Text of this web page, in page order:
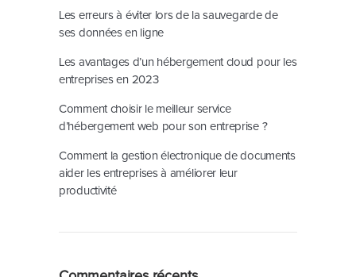
Les erreurs à éviter lors de la sauvegarde de
ses données en ligne
Les avantages d’un hébergement cloud pour les
entreprises en 2023
Comment choisir le meilleur service
d’hébergement web pour son entreprise ?
Comment la gestion électronique de documents
aider les entreprises à améliorer leur
productivité